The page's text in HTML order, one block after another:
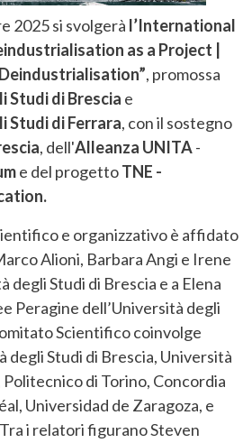
2025 si svolgerà l’International
as a Project |
, promossa
Studi di Brescia e
Studi di Ferrara, con il sostegno
, dell'Alleanza UNITA-
e del progettoTNE -
e organizzativo è affidato
Alioni, Barbara Angi e Irene
degli Studi di Brescia e a Elena
Peragine dell’Università degli
Scientifico coinvolge
degli Studi di Brescia, Università
Politecnico di Torino, Concordia
Universidad de Zaragoza, e
i relatori figurano Steven